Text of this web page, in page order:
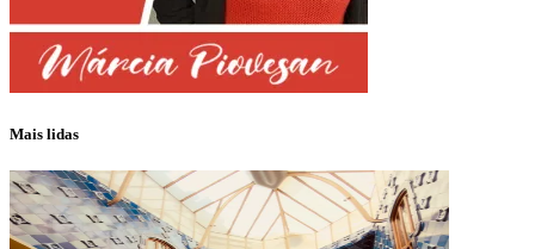
Mais lidas